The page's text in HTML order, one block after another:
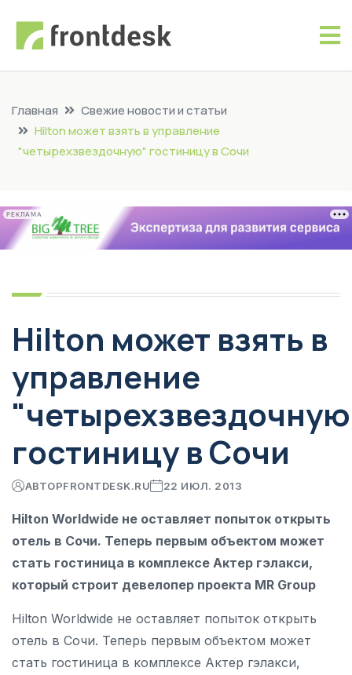
Главная
Свежие новости и статьи
Hilton может взять в управление
"четырехзвездочную" гостиницу в Сочи
РЕКЛАМА
Hilton может взять в
управление
гостиницу в Сочи
АВТОРFRONTDESK.RU 22 ИЮЛ. 2013
Hilton Worldwide не оставляет попыток открыть
отель в Сочи. Теперь первым объектом может
стать гостиница в комплексе Актер гэлакси,
который строит девелопер проекта MR Group
Hilton Worldwide не оставляет попыток открыть
отель в Сочи. Теперь первым объектом может
стать гостиница в комплексе Актер гэлакси,